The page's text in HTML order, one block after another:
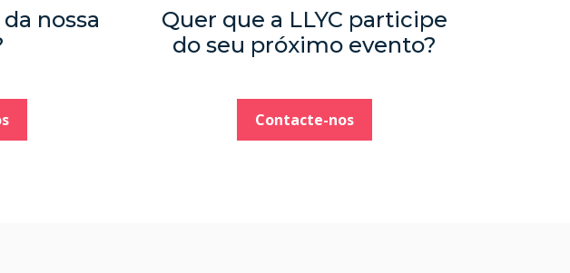
nossa
Quer que a LLYC participe
do seu próximo evento?
Contacte-nos